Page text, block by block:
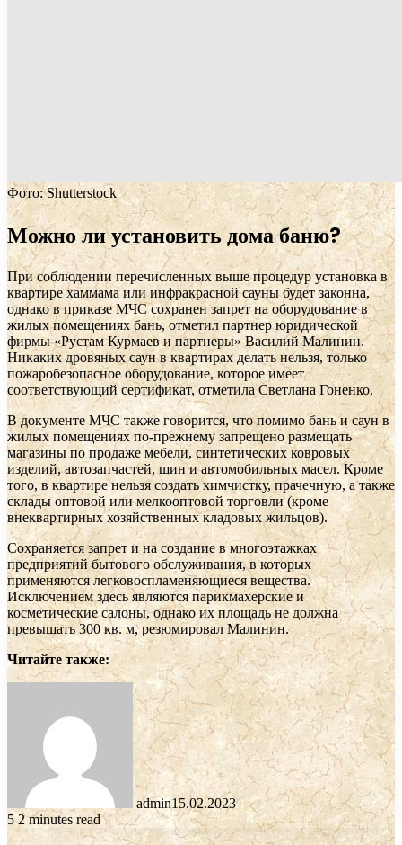
Фото: Shutterstock
Можно ли установить дома баню?
При соблюдении перечисленных выше процедур установка в
квартире хаммама или инфракрасной сауны будет законна,
однако в приказе МЧС сохранен запрет на оборудование в
жилых помещениях бань, отметил партнер юридической
фирмы «Рустам Курмаев и партнеры» Василий Малинин.
Никаких дровяных саун в квартирах делать нельзя, только
пожаробезопасное оборудование, которое имеет
соответствующий сертификат, отметила Светлана Гоненко.
В документе МЧС также говорится, что помимо бань и саун в
жилых помещениях по-прежнему запрещено размещать
магазины по продаже мебели, синтетических ковровых
изделий, автозапчастей, шин и автомобильных масел. Кроме
того, в квартире нельзя создать химчистку, прачечную, а также
склады оптовой или мелкооптовой торговли (кроме
внеквартирных хозяйственных кладовых жильцов).
Сохраняется запрет и на создание в многоэтажках
предприятий бытового обслуживания, в которых
применяются легковоспламеняющиеся вещества.
Исключением здесь являются парикмахерские и
косметические салоны, однако их площадь не должна
превышать 300 кв. м, резюмировал Малинин.
Читайте также:
admin15.02.2023
52 minutes read